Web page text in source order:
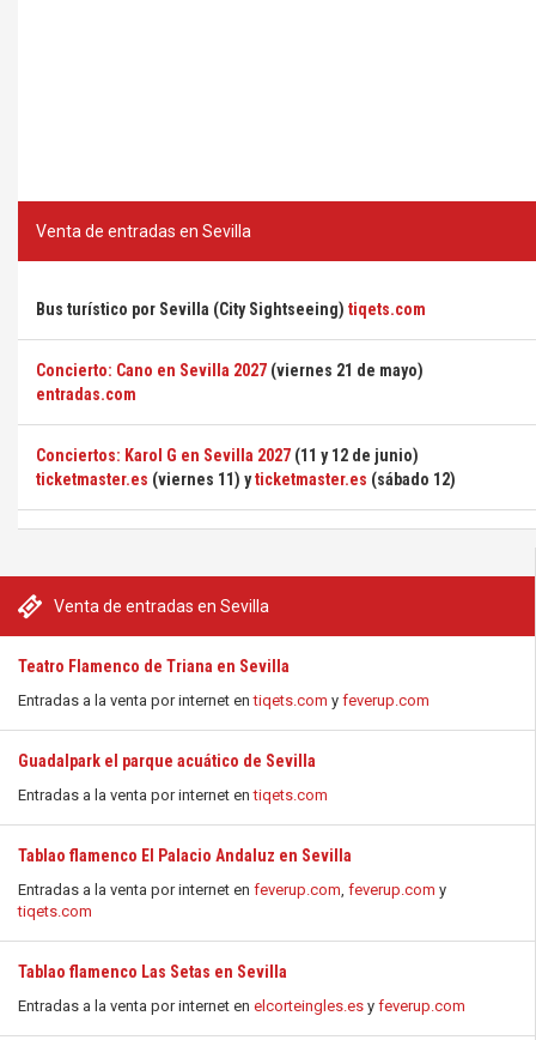
Venta de entradas en Sevilla
Teatro Flamenco de Triana en Sevilla
Entradas a la venta por internet entiqets.com y feverup.com
Guadalpark el parque acuático de Sevilla
Entradas a la venta por internet entiqets.com
Tablao flamenco El Palacio Andaluz en Sevilla
Entradas a la venta por internet en feverup.com, feverup.com y
tiqets.com
Tablao flamenco Las Setas en Sevilla
Entradas a la venta por internet en elcorteingles.es y feverup.com
Venta de entradas en Sevilla
Bus turístico por Sevilla (City Sightseeing) tiqets.com
Concierto: Cano en Sevilla 2027 (viernes 21 de mayo)
entradas.com
Conciertos: Karol G en Sevilla 2027 (11 y 12 de junio)
ticketmaster.es (viernes 11) yticketmaster.es (sábado 12)